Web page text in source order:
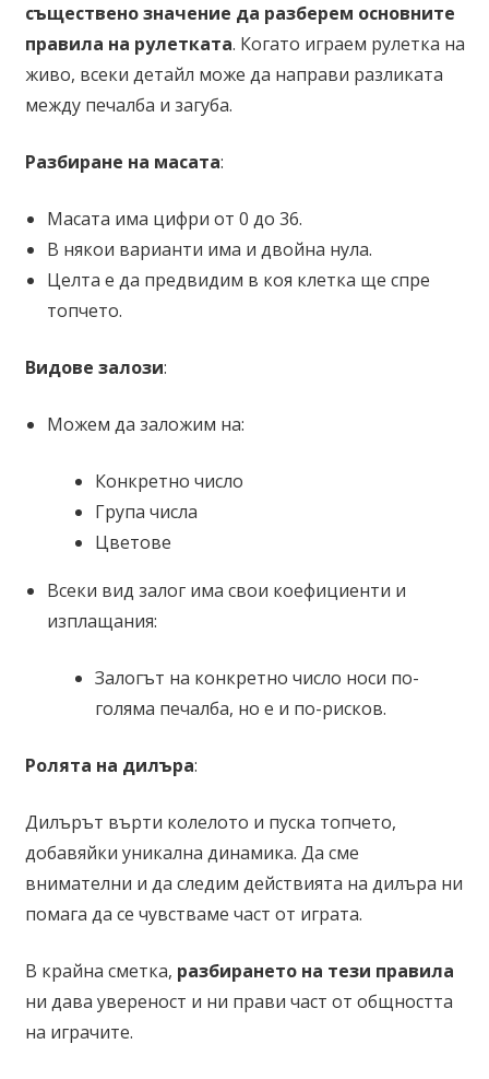
съществено значение да разберем основните
правила на рулетката. Когато играем рулетка на
живо, всеки детайл може да направи разликата
между печалба и загуба.
Разбиране на масата:
Масата има цифри от 0 до 36.
В някои варианти има и двойна нула.
Целта е да предвидим в коя клетка ще спре
топчето.
Видове залози:
Можем да заложим на:
Конкретно число
Група числа
Цветове
Всеки вид залог има свои коефициенти и
изплащания:
Залогът на конкретно число носи по-
голяма печалба, но е и по-рисков.
Ролята на дилъра:
Дилърът върти колелото и пуска топчето,
добавяйки уникална динамика. Да сме
внимателни и да следим действията на дилъра ни
помага да се чувстваме част от играта.
В крайна сметка, разбирането на тези правила
ни дава увереност и ни прави част от общността
на играчите.